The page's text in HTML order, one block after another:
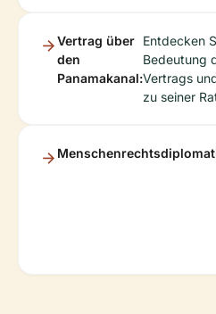
Vertrag über
den
Panamakanal:
Entdecken
Bedeutung
Vertrags
zu seiner